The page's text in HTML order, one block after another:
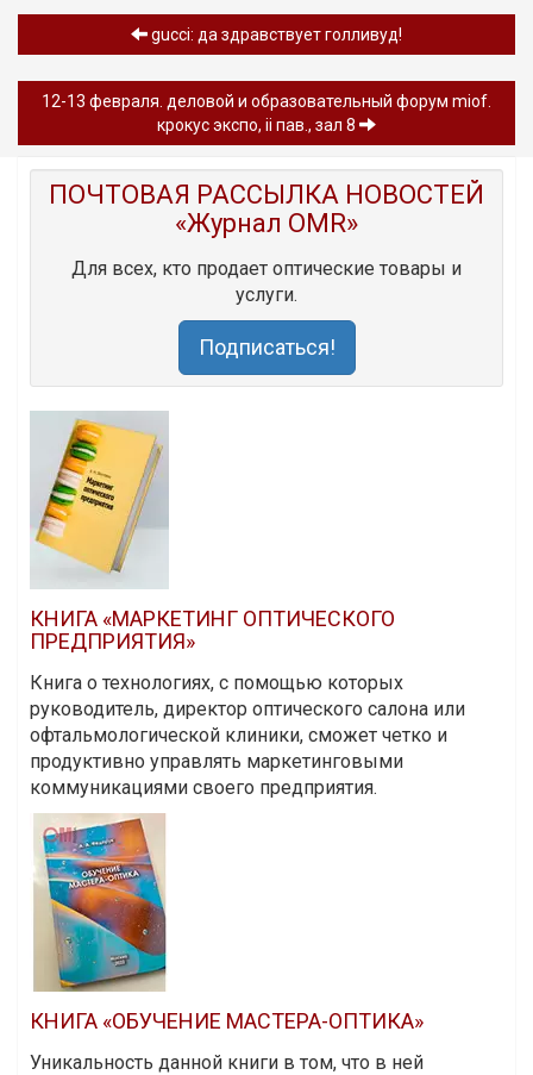
gucci: да здравствует голливуд!
12-13 февраля. деловой и образовательный форум miof.
крокус экспо, ii пав., зал 8
ПОЧТОВАЯ РАССЫЛКА НОВОСТЕЙ
«Журнал OMR»
Для всех, кто продает оптические товары и
услуги.
Подписаться!
КНИГА «МАРКЕТИНГ ОПТИЧЕСКОГО
ПРЕДПРИЯТИЯ»
Книга о технологиях, с помощью которых
руководитель, директор оптического салона или
офтальмологической клиники, сможет четко и
продуктивно управлять маркетинговыми
коммуникациями своего предприятия.
КНИГА «ОБУЧЕНИЕ МАСТЕРА-ОПТИКА»
Уникальность данной книги в том, что в ней